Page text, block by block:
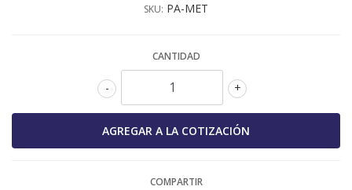
SKU: PA-MET
CANTIDAD
+
-
COMPARTIR